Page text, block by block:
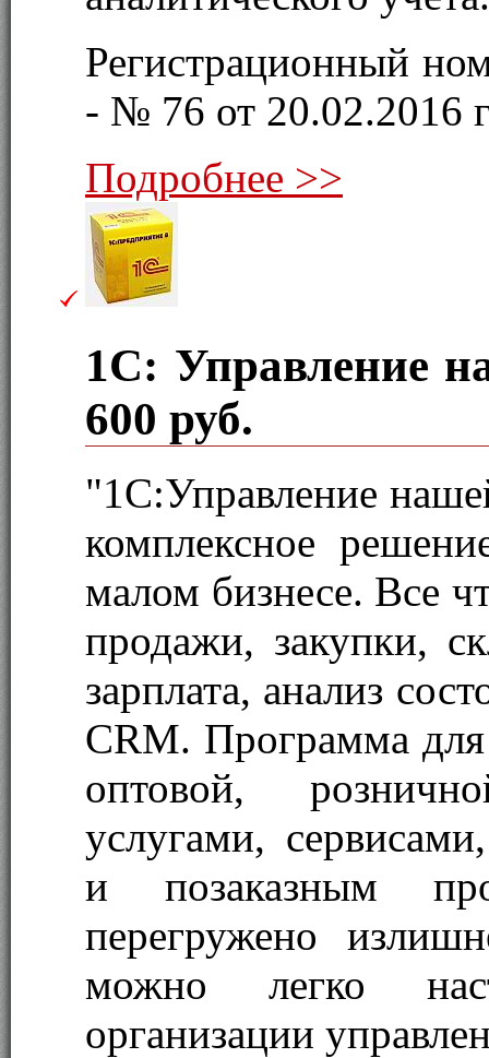
Регистрационный
- № 76 от 20.02.2016
Подробнее >>
1С: Управление
600 руб.
"1С:Управление
комплексное
малом бизнесе. Все
продажи, закупки,
зарплата, анализ
CRM. Программа для
оптовой,
услугами,
и позаказным
перегружено
можно легко
организации